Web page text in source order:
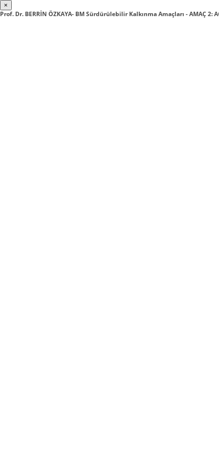
×
Prof. Dr. BERRİN ÖZKAYA- BM Sürdürülebilir Kalkınma Amaçları - AMAÇ 2: